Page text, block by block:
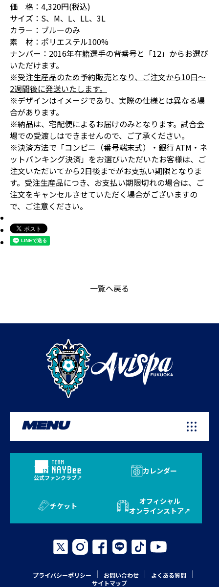
価 格：4,320円(税込)
サイズ：S、M、L、LL、3L
カラー：ブルーのみ
素 材：ポリエステル100%
ナンバー：2016年在籍選手の背番号と「12」からお選び
いただけます。
※受注生産品のため予約販売となり、ご注文から10日～
2週間後に発送いたします。
※デザインはイメージであり、実際の仕様とは異なる場
合があります。
※納品は、宅配便によるお届けのみとなります。試合会
場での受渡しはできませんので、ご了承ください。
※決済方法で「コンビニ（番号端末式）・銀行 ATM・ネ
ットバンキング決済」をお選びいただいたお客様は、ご
注文いただいてから2日後までがお支払い期限となりま
す。受注生産品につき、お支払い期限切れの場合は、ご
注文をキャンセルさせていただく場合がございますの
で、ご注意ください。
一覧へ戻る
MENU
公式ファンクラブ
カレンダー
チケット
オフィシャル
オンラインストア
プライバシーポリシー お問い合わせ
よくある質問
サイトマップ